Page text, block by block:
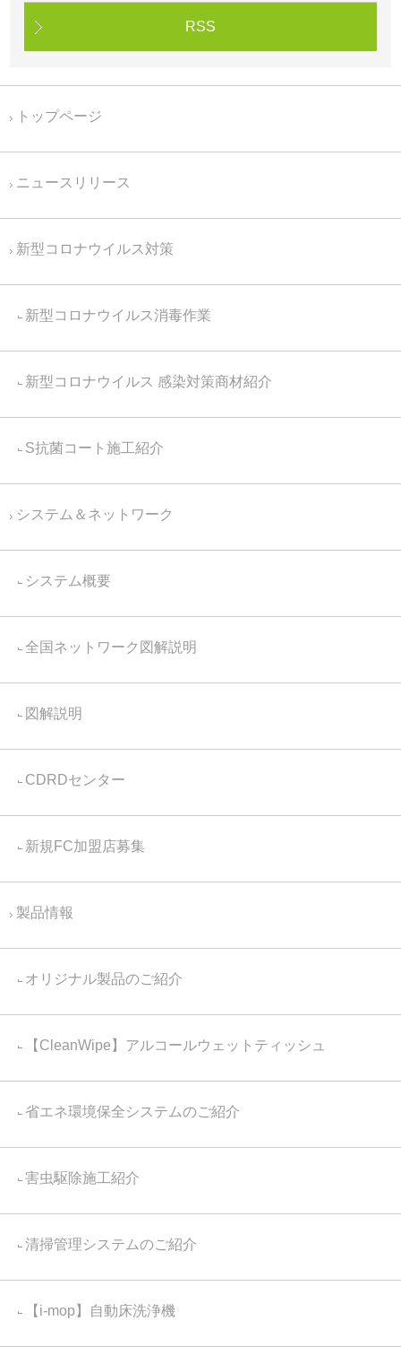
RSS
トップページ
ニュースリリース
新型コロナウイルス対策
新型コロナウイルス消毒作業
新型コロナウイルス 感染対策商材紹介
S抗菌コート施工紹介
システム＆ネットワーク
システム概要
全国ネットワーク図解説明
図解説明
CDRDセンター
新規FC加盟店募集
製品情報
オリジナル製品のご紹介
【CleanWipe】アルコールウェットティッシュ
省エネ環境保全システムのご紹介
害虫駆除施工紹介
清掃管理システムのご紹介
【i-mop】自動床洗浄機